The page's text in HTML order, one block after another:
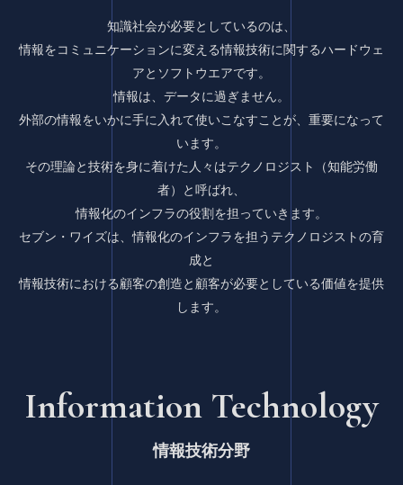
知識社会が必要としているのは、
情報をコミュニケーションに変える情報技術に関するハードウェ
アとソフトウエアです。
情報は、データに過ぎません。
外部の情報をいかに手に入れて使いこなすことが、重要になって
います。
その理論と技術を身に着けた人々はテクノロジスト（知能労働
者）と呼ばれ、
情報化のインフラの役割を担っていきます。
セブン・ワイズは、情報化のインフラを担うテクノロジストの育
成と
情報技術における顧客の創造と顧客が必要としている価値を提供
します。
Information Technology
情報技術分野